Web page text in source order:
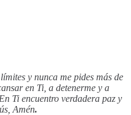
y nunca me pides más de
en Ti, a detenerme y a
Ti encuentro verdadera paz y
Amén.